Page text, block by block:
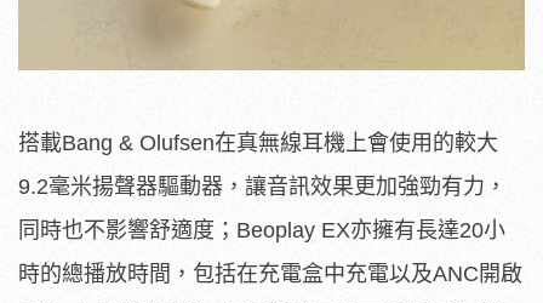
搭載Bang & Olufsen在真無線耳機上會使用的較大
9.2毫米揚聲器驅動器，讓音訊效果更加強勁有力，
同時也不影響舒適度；Beoplay EX亦擁有長達20小
時的總播放時間，包括在充電盒中充電以及ANC開啟